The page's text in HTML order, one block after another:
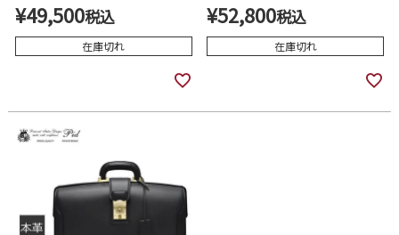
¥49,500税込
在庫切れ
¥52,800税込
在庫切れ